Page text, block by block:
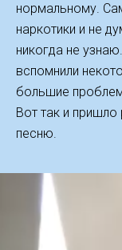
нормальному.
наркотики и не
никогда не
вспомнили
большие
Вот так и
песню.